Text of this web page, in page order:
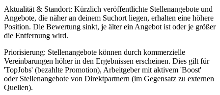
Aktualität & Standort: Kürzlich veröffentlichte Stellenangebote und
Angebote, die näher an deinem Suchort liegen, erhalten eine höhere
Position. Die Bewertung sinkt, je älter ein Angebot ist oder je größer
die Entfernung wird.
Priorisierung: Stellenangebote können durch kommerzielle
Vereinbarungen höher in den Ergebnissen erscheinen. Dies gilt für
'TopJobs' (bezahlte Promotion), Arbeitgeber mit aktivem 'Boost'
oder Stellenangebote von Direktpartnern (im Gegensatz zu externen
Quellen).